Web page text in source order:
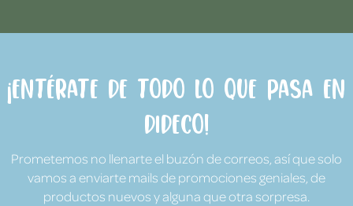
¡Entérate de todo lo que pasa en
Dideco!
Prometemos no llenarte el buzón de correos, así que solo
vamos a enviarte mails de promociones geniales, de
productos nuevos y alguna que otra sorpresa.